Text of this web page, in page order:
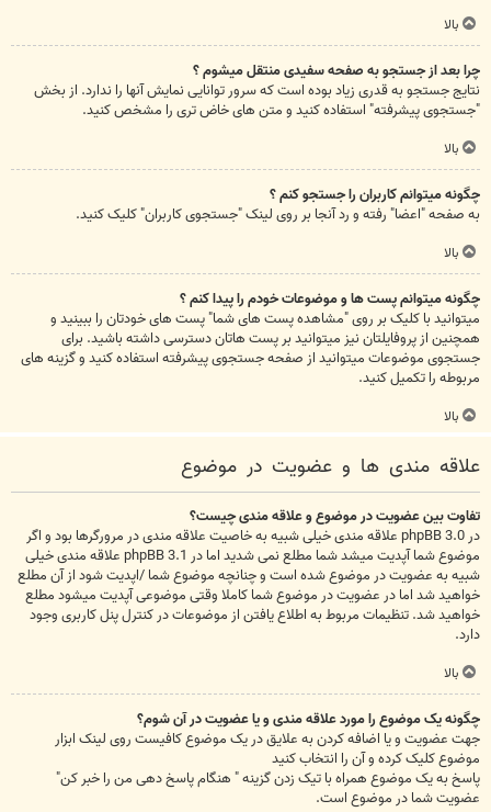
بالا
چرا بعد از جستجو به صفحه سفیدی منتقل میشوم ؟
نتایج جستجو به قدری زیاد بوده است که سرور توانایی نمایش آنها را ندارد. از بخش
"جستجوی پیشرفته" استفاده کنید و متن های خاض تری را مشخص کنید.
بالا
چگونه میتوانم کاربران را جستجو کنم ؟
به صفحه "اعضا" رفته و رد آنجا بر روی لینک "جستجوی کاربران" کلیک کنید.
بالا
چگونه میتوانم پست ها و موضوعات خودم را پیدا کنم ؟
میتوانید با کلیک بر روی "مشاهده پست های شما" پست های خودتان را ببینید و
همچنین از پروفایلتان نیز میتوانید بر پست هاتان دسترسی داشته باشید. برای
جستجوی موضوعات میتوانید از صفحه جستجوی پیشرفته استفاده کنید و گزینه های
مربوطه را تکمیل کنید.
بالا
علاقه مندی ها و عضویت در موضوع
تفاوت بین عضویت در موضوع و علاقه مندی چیست؟
در phpBB 3.0 علاقه مندی خیلی شبیه به خاصیت علاقه مندی در مرورگرها بود و اگر
موضوع شما آپدیت میشد شما مطلع نمی شدید اما در phpBB 3.1 علاقه مندی خیلی
شبیه به عضویت در موضوع شده است و چنانچه موضوع شما /اپدیت شود از آن مطلع
خواهید شد اما در عضویت در موضوع شما کاملا وقتی موضوعی آپدیت میشود مطلع
خواهید شد. تنظیمات مربوط به اطلاع یافتن از موضوعات در کنترل پنل کاربری وجود
دارد.
بالا
چگونه یک موضوع را مورد علاقه مندی و یا عضویت در آن شوم؟
جهت عضویت و یا اضافه کردن به علایق در یک موضوع کافیست روی لینک ابزار
موضوع کلیک کرده و آن را انتخاب کنید
پاسخ به یک موضوع همراه با تیک زدن گزینه " هنگام پاسخ دهی من را خبر کن"
عضویت شما در موضوع است.